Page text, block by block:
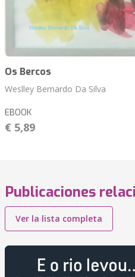
Os Bercos
Weslley Bernardo Da Silva
EBOOK
€ 5,89
Publicaciones
Ver la lista completa